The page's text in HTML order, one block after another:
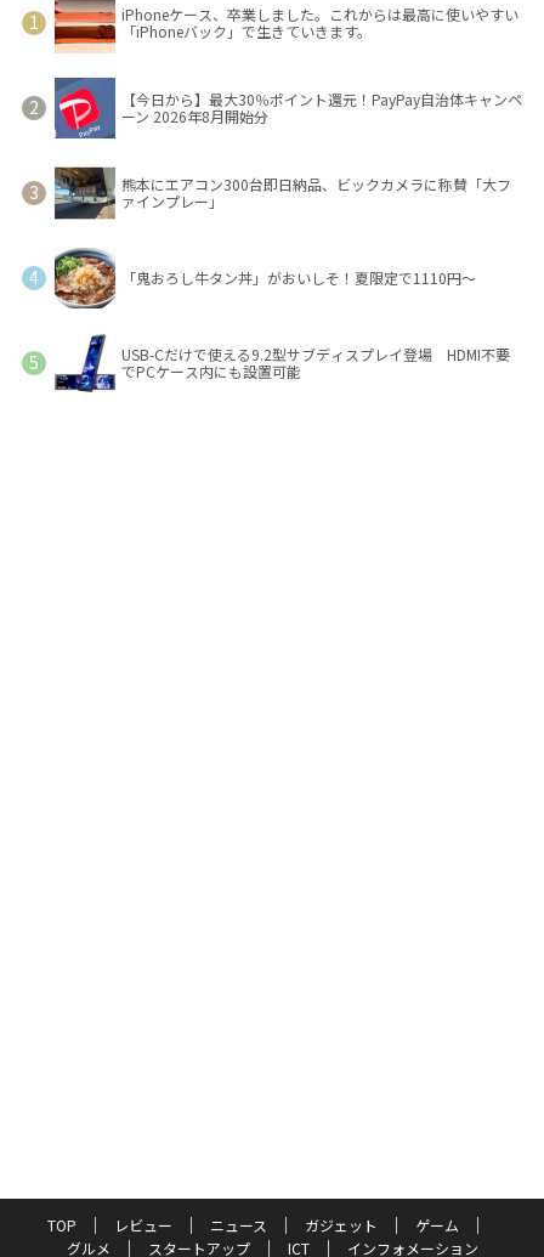
iPhoneケース、卒業しました。これからは最高に使いやすい
「iPhoneバック」で生きていきます。
【今日から】最大30％ポイント還元！PayPay自治体キャンペ
ーン 2026年8月開始分
熊本にエアコン300台即日納品、ビックカメラに称賛「大フ
ァインプレー」
「鬼おろし牛タン丼」がおいしそ！夏限定で1110円～
USB-Cだけで使える9.2型サブディスプレイ登場 HDMI不要
でPCケース内にも設置可能
TOP レビュー ニュース ガジェット
ゲーム
グルメ
スタートアップ ICT インフォメーション